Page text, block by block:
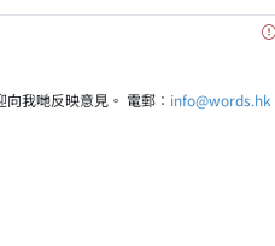
向我哋反映意見。 電郵： info@words.hk